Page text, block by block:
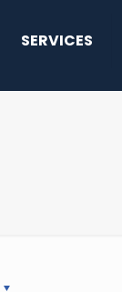
SERVICES